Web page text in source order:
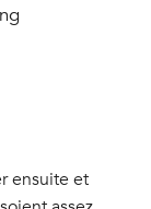
ensuite et